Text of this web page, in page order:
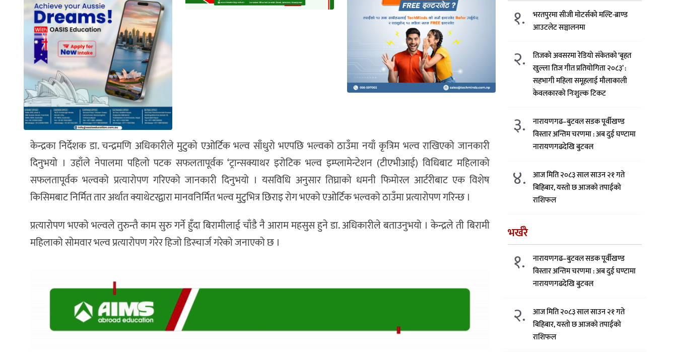
केन्द्रका निर्देशक डा. चन्द्रमणि अधिकारीले मुटुको एओर्टिक भल्व साँधुरो भएपछि भल्वको ठाउँमा नयाँ कृत्रिम भल्व राखिएको जानकारी
दिनुभयो । उहाँले नेपालमा पहिलो पटक सफलतापूर्वक ‘ट्रान्सक्याथर इरोटिक भल्व इम्प्लामेन्टेशन (टीएभीआई) विधिबाट महिलाको
सफलतापूर्वक भल्वको प्रत्यारोपण गरिएको जानकारी दिनुभयो । यसविधि अनुसार तिघ्राको धमनी फिमोरल आर्टरीबाट एक विशेष
किसिमबाट निर्मित तार अर्थात क्याथेटरद्वारा मानवनिर्मित भल्व मुटुभित्र छिराइ रोग भएको एओर्टिक भल्वको ठाउँमा प्रत्यारोपण गरिन्छ ।
प्रत्यारोपण भएको भल्वले तुरुन्तै काम सुरु गर्ने हुँदा बिरामीलाई चाँडै नै आराम महसुस हुने डा. अधिकारीले बताउनुभयो । केन्द्रले ती बिरामी
महिलाको सोमवार भल्व प्रत्यारोपण गरेर हिजो डिस्चार्ज गरेको जनाएको छ ।
१.
भरतपुरमा सीजी मोटर्सको मल्टि-ब्राण्ड
आउटलेट सञ्चालनमा
२.
तिजको अवसरमा रेडियो संकेतको ‘बृहत
खुल्ला तिज गीत प्रतियोगिता २०८३’ :
सहभागी महिला समूहलाई मौलाकाली
केवलकारको निःशुल्क टिकट
३.
नारायणगढ–बुटवल सडक पूर्वीखण्ड
विस्तार अन्तिम चरणमा : अब दुई घण्टामा
नारायणगढदेखि बुटवल
४.
आज मिति २०८३ साल साउन २१ गते
बिहिबार, यस्तो छ आजको तपाईको
राशिफल
भर्खरै
१.
नारायणगढ–बुटवल सडक पूर्वीखण्ड
विस्तार अन्तिम चरणमा : अब दुई घण्टामा
नारायणगढदेखि बुटवल
२.
आज मिति २०८३ साल साउन २१ गते
बिहिबार, यस्तो छ आजको तपाईको
राशिफल